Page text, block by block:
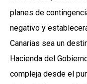
planes de
negativo y
Canarias sea un
Hacienda del
compleja desde el